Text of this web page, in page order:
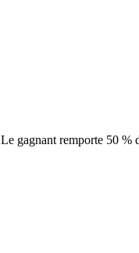
Le gagnant remporte 50 %